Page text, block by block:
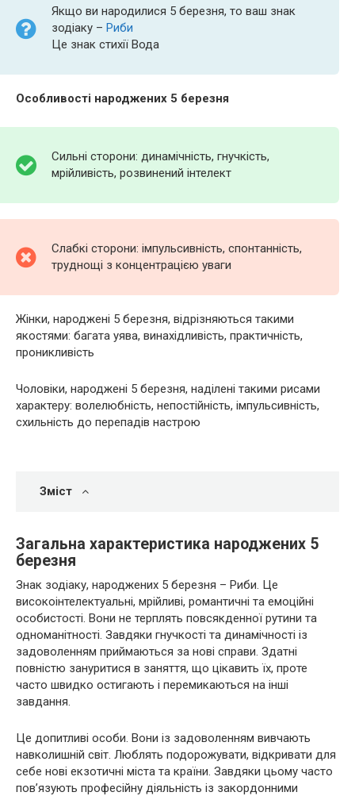
Якщо ви народилися 5 березня, то ваш знак
зодіаку – Риби
Це знак стихії Вода
Особливості народжених 5 березня
Сильні сторони: динамічність, гнучкість,
мрійливість, розвинений інтелект
Слабкі сторони: імпульсивність, спонтанність,
труднощі з концентрацією уваги
Жінки, народжені 5 березня, відрізняються такими
якостями: багата уява, винахідливість, практичність,
проникливість
Чоловіки, народжені 5 березня, наділені такими рисами
характеру: волелюбність, непостійність, імпульсивність,
схильність до перепадів настрою
Зміст
Загальна характеристика народжених 5
березня
Знак зодіаку, народжених 5 березня – Риби. Це
високоінтелектуальні, мрійливі, романтичні та емоційні
особистості. Вони не терплять повсякденної рутини та
одноманітності. Завдяки гнучкості та динамічності із
задоволенням приймаються за нові справи. Здатні
повністю зануритися в заняття, що цікавить їх, проте
часто швидко остигають і перемикаються на інші
завдання.
Це допитливі особи. Вони із задоволенням вивчають
навколишній світ. Люблять подорожувати, відкривати для
себе нові екзотичні міста та країни. Завдяки цьому часто
пов’язують професійну діяльність із закордонними